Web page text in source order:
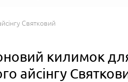
Святковий
килимок
айсінгу